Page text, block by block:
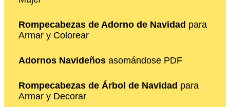
Rompecabezas de Adorno de Navidad para
Armar y Colorear
Adornos Navideños asomándose PDF
Rompecabezas de Árbol de Navidad para
Armar y Decorar